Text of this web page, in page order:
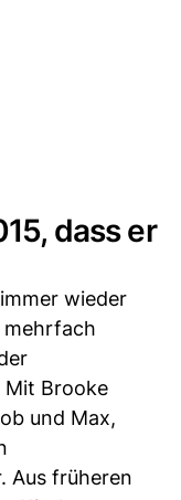
dass er
wieder
mehrfach
Mit Brooke
und Max,
Aus früheren